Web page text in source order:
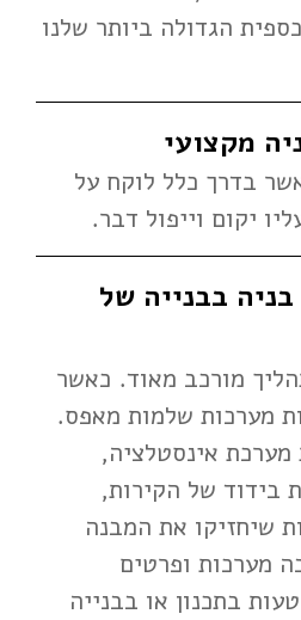
הגדולה ביותר שלנו
מקצועי
בדרך כלל לוקח על
יקום וייפול דבר.
בבנייה של
מורכב מאוד. כאשר
מערכות שלמות מאפס.
מערכת אינסטלציה,
בידוד של הקירות,
שיחזיקו את המבנה
מערכות ופרטים
בתכנון או בבנייה